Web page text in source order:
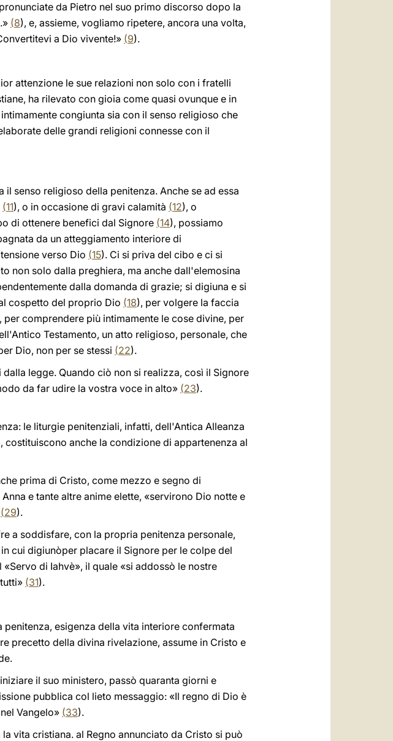
da Pietro nel suo primo discorso dopo la
(8), e, assieme, vogliamo ripetere, ancora una volta,
a Dio vivente!» (9).
attenzione le sue relazioni non solo con i fratelli
ha rilevato con gioia come quasi ovunque e in
congiunta sia con il senso religioso che
delle grandi religioni connesse con il
senso religioso della penitenza. Anche se ad essa
(11), o in occasione di gravi calamità (12), o
di ottenere benefici dal Signore (14), possiamo
da un atteggiamento interiore di
verso Dio (15). Ci si priva del cibo e ci si
non solo dalla preghiera, ma anche dall'elemosina
dalla domanda di grazie; si digiuna e si
cospetto del proprio Dio (18), per volgere la faccia
per comprendere più intimamente le cose divine, per
Testamento, un atto religioso, personale, che
Dio, non per se stessi (22).
legge. Quando ciò non si realizza, così il Signore
da far udire la vostra voce in alto» (23).
le liturgie penitenziali, infatti, dell'Antica Alleanza
anche la condizione di appartenenza al
prima di Cristo, come mezzo e segno di
e tante altre anime elette, «servirono Dio notte e
(29).
a soddisfare, con la propria penitenza personale,
cui digiunòper placare il Signore per le colpe del
di Iahvè», il quale «si addossò le nostre
(31).
penitenza, esigenza della vita interiore confermata
precetto della divina rivelazione, assume in Cristo e
il suo ministero, passò quaranta giorni e
pubblica col lieto messaggio: «Il regno di Dio è
Vangelo» (33).
vita cristiana. al Regno annunciato da Cristo si può